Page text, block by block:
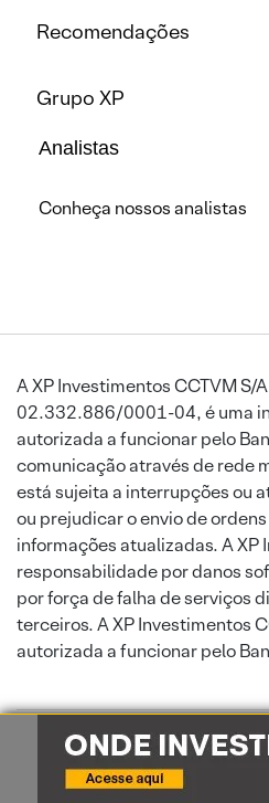
Recomendações
Grupo XP
Analistas
Conheça nossos analistas
A XP Investimentos CCTVM S/
02.332.886/0001-04, é uma
autorizada a funcionar pelo
comunicação através de rede
está sujeita a interrupções ou
ou prejudicar o envio de
informações atualizadas. A
responsabilidade por danos
por força de falha de serviços
terceiros. A XP Investimentos
autorizada a funcionar pelo